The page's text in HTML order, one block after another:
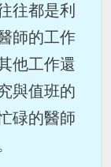
往都是利
師的工作
他工作還
與值班的
碌的醫師